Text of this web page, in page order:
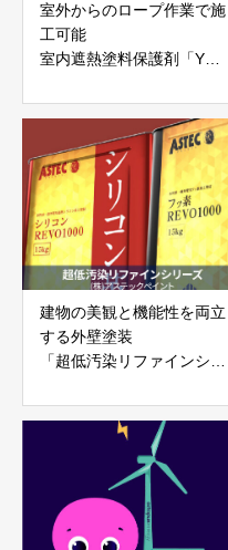
室外からのロープ作業で施
工可能
室内遮熱塗料保護剤「YN
ヤオキ(株)／(株)ビルズア
建物の美観と機能性を両立
する外壁塗装
「超低汚染リファインシリ
ト